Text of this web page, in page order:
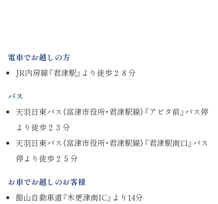
電車でお越しの方
JR内房線『君津駅』より徒歩２８分
バス
天羽日東バス（富津市役所・君津駅線）『アビタ前』バス停
より徒歩２３分
天羽日東バス（富津市役所・君津駅線）『君津駅南口』バス
停より徒歩２５分
お車でお越しのお客様
館山自動車道『木更津南IC』より14分